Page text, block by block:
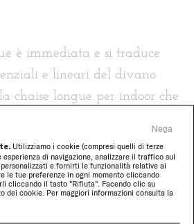
Utilizziamo i cookie (compresi quelli di terze
di navigazione, analizzare il traffico sul
e fornirti le funzionalità relative ai
le tue preferenze in ogni momento cliccando
cliccando il tasto "Rifiuta". Facendo clic su
dei cookie. Per maggiori informazioni consulta la
Nega
è immediata e si traduce
e lineari del divano
chaise longue per indoor che
che darà forma e
d’arredo connotati da un